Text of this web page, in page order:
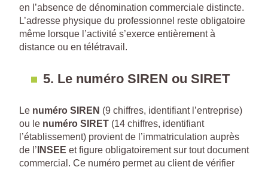
en l’absence de dénomination commerciale distincte.
L’adresse physique du professionnel reste obligatoire
même lorsque l’activité s’exerce entièrement à
distance ou en télétravail.
5. Le numéro SIREN ou SIRET
Le numéro SIREN (9 chiffres, identifiant l’entreprise)
ou le numéro SIRET (14 chiffres, identifiant
l’établissement) provient de l’immatriculation auprès
de l’ INSEE et figure obligatoirement sur tout document
commercial. Ce numéro permet au client de vérifier